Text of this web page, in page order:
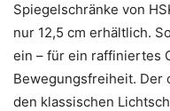
Spiegelschränke von
nur 12,5 cm erhältlich.
ein – für ein raffiniertes
Bewegungsfreiheit. Der
den klassischen